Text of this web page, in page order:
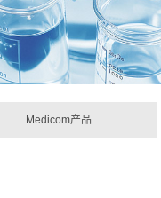
Medicom产品